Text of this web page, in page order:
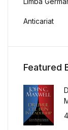
Anticariat
Featured